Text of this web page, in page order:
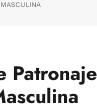
Patronaje